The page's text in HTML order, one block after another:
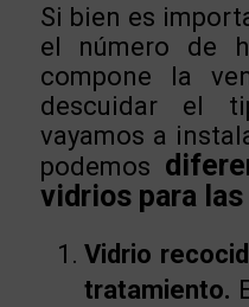
Si bien es
el número de
compone la
descuidar el
vayamos a
podemos
vidrios para
Vidrio
tratamiento.